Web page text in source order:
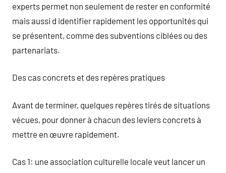
experts permet non seulement de rester en conformité
mais aussi d identifier rapidement les opportunités qui
se présentent, comme des subventions ciblées ou des
partenariats.
Des cas concrets et des repères pratiques
Avant de terminer, quelques repères tirés de situations
vécues, pour donner à chacun des leviers concrets à
mettre en œuvre rapidement.
Cas 1: une association culturelle locale veut lancer un